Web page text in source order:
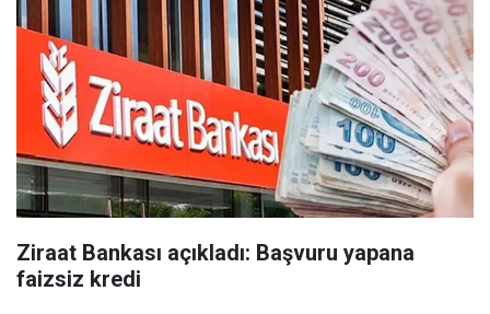
Ziraat Bankası açıkladı: Başvuru yapana
faizsiz kredi